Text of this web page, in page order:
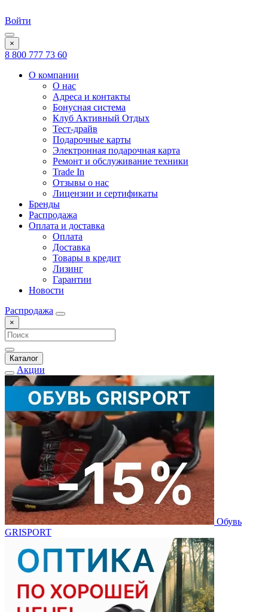
Войти
×
8 800 777 73 60
О компании
О нас
Адреса и контакты
Бонусная система
Клуб Активный Отдых
Тест-драйв
Подарочные карты
Электронная подарочная карта
Ремонт и обслуживание техники
Trade In
Отзывы о нас
Лицензии и сертификаты
Бренды
Распродажа
Оплата и доставка
Оплата
Доставка
Товары в кредит
Лизинг
Гарантии
Новости
Распродажа
×
Каталог
Акции
Обувь
GRISPORT